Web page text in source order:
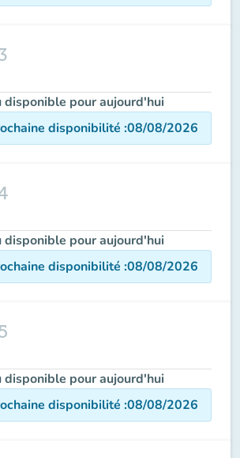
disponible pour aujourd'hui
disponibilité :08/08/2026
disponible pour aujourd'hui
disponibilité :08/08/2026
disponible pour aujourd'hui
disponibilité :08/08/2026